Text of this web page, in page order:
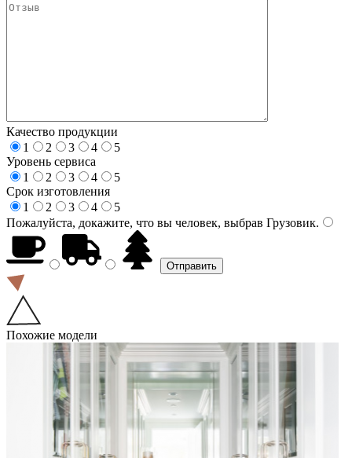
Качество продукции
1
2 3 4
5
Уровень сервиса
1
2 3 4
5
Срок изготовления
1
2 3 4
5
Пожалуйста, докажите, что вы человек, выбрав Грузовик.
Похожие модели